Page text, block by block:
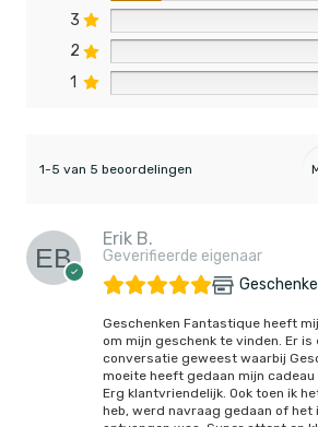
3
2
1
1-5 van 5 beoordelingen
Erik B.
Geverifieerde eigenaar
Geschenken Fantastique heeft
om mijn geschenk te vinden. Er
conversatie geweest waarbij
moeite heeft gedaan mijn
Erg klantvriendelijk. Ook toen ik
heb, werd navraag gedaan of het